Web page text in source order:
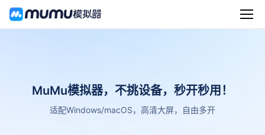
MuMu模拟器，不挑设备，秒开秒用！
适配Windows/macOS，高清大屏，自由多开